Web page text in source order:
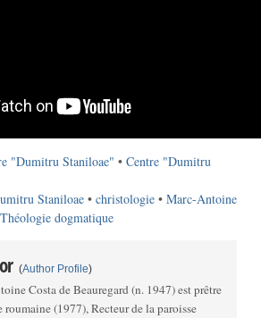
"Dumitru Staniloae" • Centre "Dumitru
Staniloae• christologie• Marc-Antoine
Théologie dogmatique
(Author Profile)
Costa de Beauregard (n. 1947) est prêtre
(1977), Recteur de la paroisse